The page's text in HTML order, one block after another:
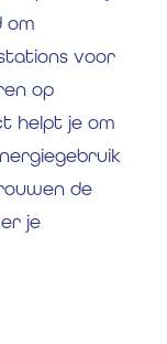
om
voor
op
helpt je om
de
je